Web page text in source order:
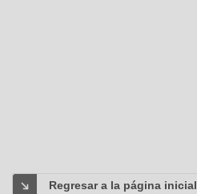
Regresar a la página inicial